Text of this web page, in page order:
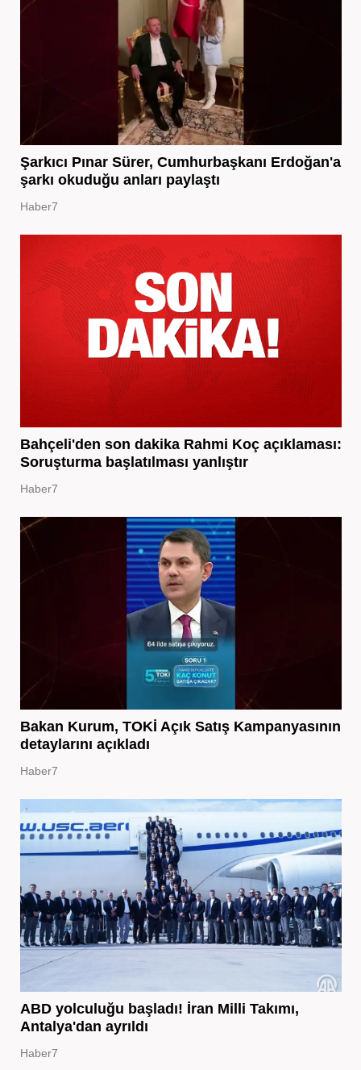
Şarkıcı Pınar Sürer, Cumhurbaşkanı Erdoğan'a
şarkı okuduğu anları paylaştı
Haber7
Bahçeli'den son dakika Rahmi Koç açıklaması:
Soruşturma başlatılması yanlıştır
Haber7
Bakan Kurum, TOKİ Açık Satış Kampanyasının
detaylarını açıkladı
Haber7
ABD yolculuğu başladı! İran Milli Takımı,
Antalya'dan ayrıldı
Haber7